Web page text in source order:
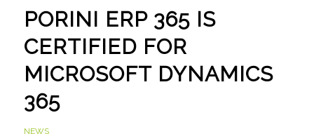
PORINI ERP 365 IS
CERTIFIED FOR
MICROSOFT DYNAMICS
365
NEWS